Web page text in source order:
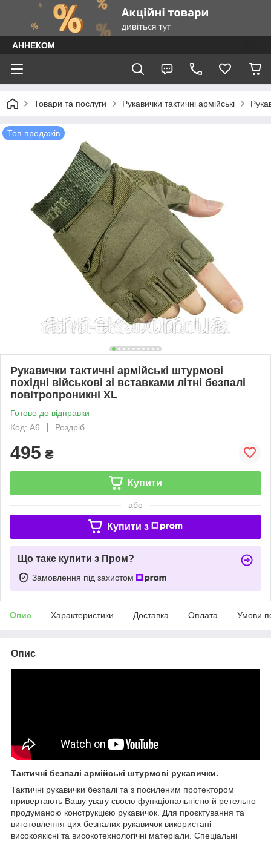
АННЕКОМ
Товари та послуги Рукавички тактичні армійські
Топ продажів
Рукавички тактичні армійські штурмові
похідні військові зі вставками літні безпалі
повітропроникні XL
Готово до відправки
Код: А6
Роздріб
495 ₴
Купити
або
Купити з
Що таке купити з Пром?
Замовлення під захистом
Опис Характеристики Доставка Оплата Умови
Опис
Тактичні безпалі армійські штурмові рукавички.
Тактичні рукавички безпалі та з посиленим протектором
привертають Вашу увагу своєю функціональністю й ретельно
продуманою конструкцією рукавичок. Для проєктування та
виготовлення цих безпалих рукавичок використані
високоякісні та високотехнологічні матеріали. Спеціальні